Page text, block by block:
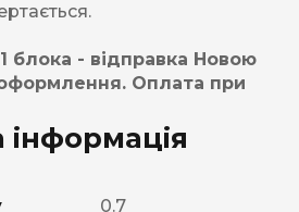
блока - відправка Новою
Оплата при
0.7